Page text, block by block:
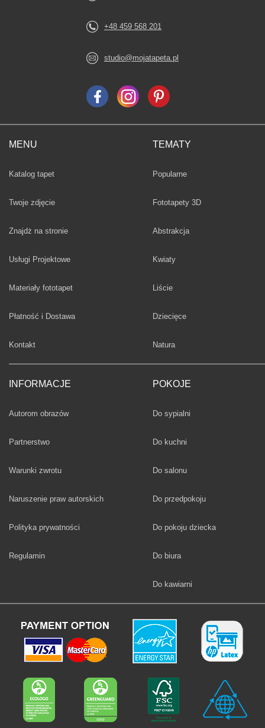
MENU
Katalog tapet
Twoje zdjęcie
Znajdż na stronie
Usługi Projektowe
Materiały fototapet
Płatność i Dostawa
Kontakt
INFORMACJE
Autorom obrazów
Partnerstwo
Warunki zwrotu
Naruszenie praw autorskich
Polityka prywatności
Regulamin
TEMATY
Fototapety
Popularne
Fototapety 3D
Fototapety
Abstrakcja
Fototapety
Kwiaty
Fototapety
Liście
Fototapety
Dziecięce
Fototapety
Natura
POKOJE
Fototapety
Do sypialni
Fototapety
Do kuchni
Fototapety
Do salonu
Fototapety
Do przedpokoju
Fototapety
Do pokoju dziecka
Fototapety
Do biura
Fototapety
Do kawiarni
+48 459 568 201
studio@mojatapeta.pl